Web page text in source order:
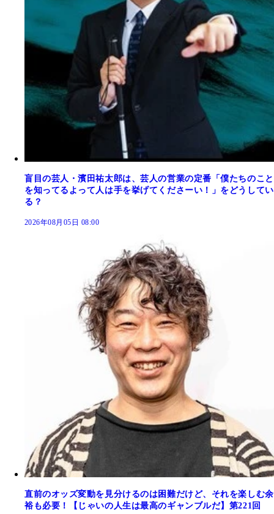
盲目の芸人・濱田祐太郎は、芸人の営業の定番「僕たちのこと
を知ってるよって人は手を挙げてくださーい！」をどうしてい
る？
2026年08月05日 08:00
直前のオッズ変動を見分けるのは困難だけど、それを楽しむ余
裕も必要！【じゃいの人生は最高のギャンブルだ】第221回